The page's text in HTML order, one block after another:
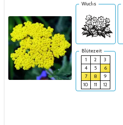
Wuchs
Blütezeit
1
2
3
4
5
6
7
8
9
10
11 12